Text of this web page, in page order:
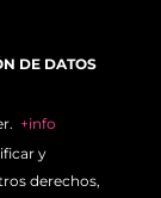
DE DATOS
+info
y
derechos,